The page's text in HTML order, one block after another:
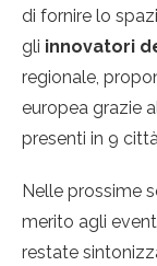
di fornire lo
gli innovatori
regionale,
europea grazie
presenti in 9
Nelle prossime
merito agli
restate